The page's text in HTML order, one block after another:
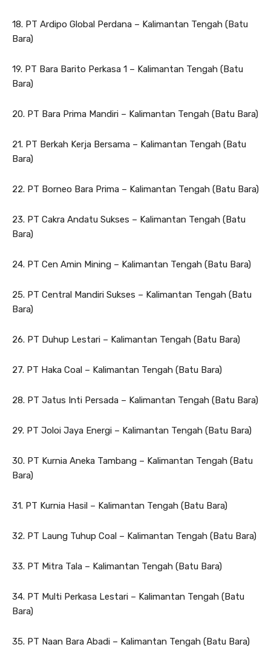
18. PT Ardipo Global Perdana – Kalimantan Tengah (Batu
Bara)
19. PT Bara Barito Perkasa 1 – Kalimantan Tengah (Batu
Bara)
20. PT Bara Prima Mandiri – Kalimantan Tengah (Batu Bara)
21. PT Berkah Kerja Bersama – Kalimantan Tengah (Batu
Bara)
22. PT Borneo Bara Prima – Kalimantan Tengah (Batu Bara)
23. PT Cakra Andatu Sukses – Kalimantan Tengah (Batu
Bara)
24. PT Cen Amin Mining – Kalimantan Tengah (Batu Bara)
25. PT Central Mandiri Sukses – Kalimantan Tengah (Batu
Bara)
26. PT Duhup Lestari – Kalimantan Tengah (Batu Bara)
27. PT Haka Coal – Kalimantan Tengah (Batu Bara)
28. PT Jatus Inti Persada – Kalimantan Tengah (Batu Bara)
29. PT Joloi Jaya Energi – Kalimantan Tengah (Batu Bara)
30. PT Kurnia Aneka Tambang – Kalimantan Tengah (Batu
Bara)
31. PT Kurnia Hasil – Kalimantan Tengah (Batu Bara)
32. PT Laung Tuhup Coal – Kalimantan Tengah (Batu Bara)
33. PT Mitra Tala – Kalimantan Tengah (Batu Bara)
34. PT Multi Perkasa Lestari – Kalimantan Tengah (Batu
Bara)
35. PT Naan Bara Abadi – Kalimantan Tengah (Batu Bara)